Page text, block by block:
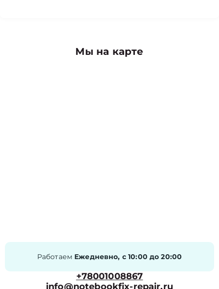
Мы на карте
Работаем Ежедневно, с 10:00 до 20:00
+78001008867
info@notebookfix-repair.ru